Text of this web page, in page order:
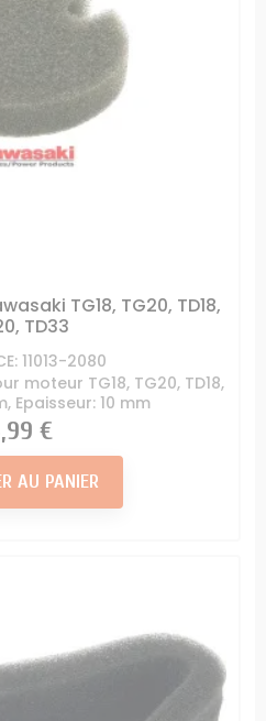
TG18, TG20, TD18,
TD33
11013-2080
moteur TG18, TG20, TD18,
Epaisseur: 10 mm
€
AU PANIER